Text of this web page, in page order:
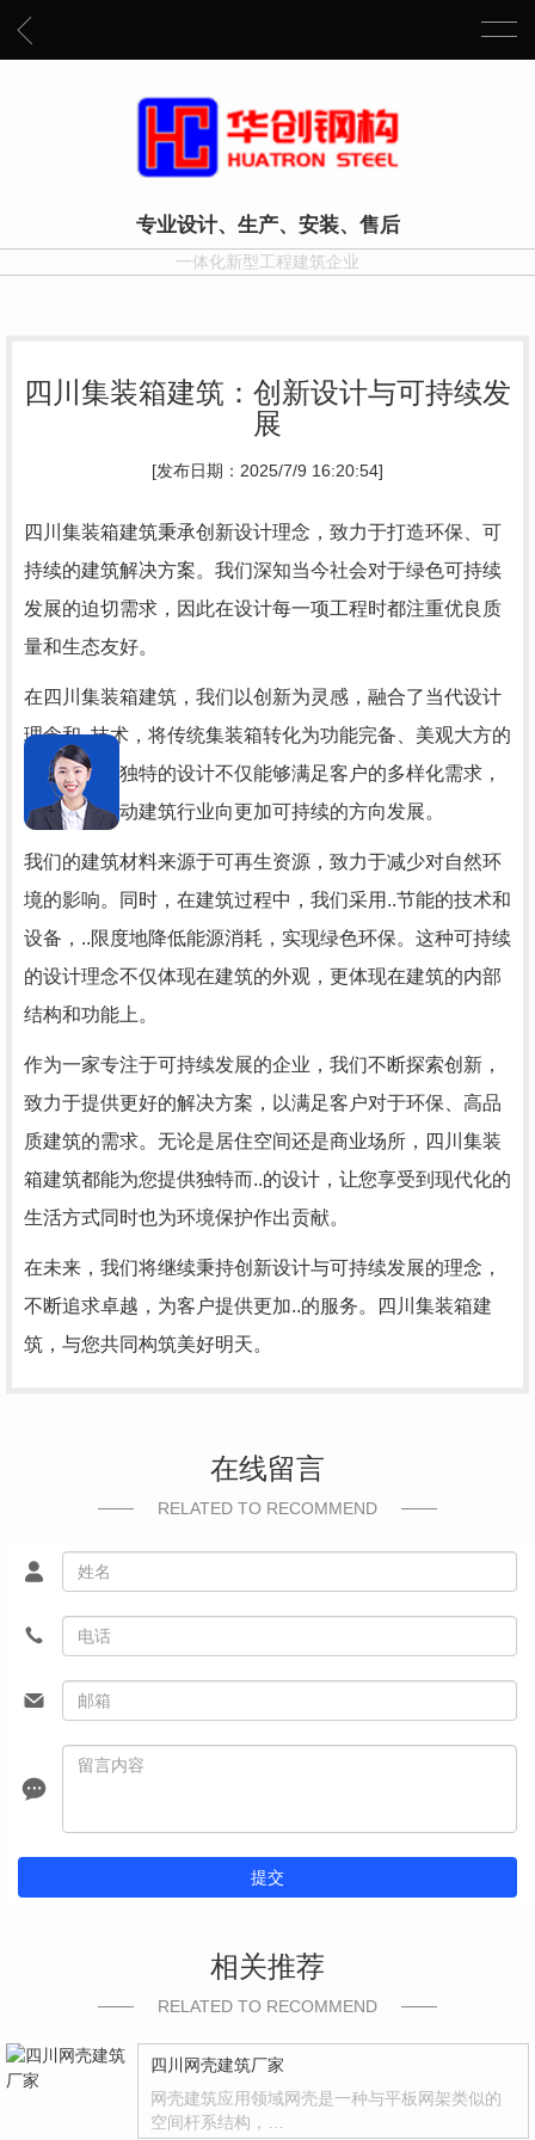
专业设计、生产、安装、售后
一体化新型工程建筑企业
四川集装箱建筑：创新设计与可持续发
展
[发布日期：2025/7/9 16:20:54]
四川集装箱建筑秉承创新设计理念，致力于打造环保、可
持续的建筑解决方案。我们深知当今社会对于绿色可持续
发展的迫切需求，因此在设计每一项工程时都注重优良质
量和生态友好。
在四川集装箱建筑，我们以创新为灵感，融合了当代设计
理念和..技术，将传统集装箱转化为功能完备、美观大方的
建筑。这种独特的设计不仅能够满足客户的多样化需求，
还有助于推动建筑行业向更加可持续的方向发展。
我们的建筑材料来源于可再生资源，致力于减少对自然环
境的影响。同时，在建筑过程中，我们采用..节能的技术和
设备，..限度地降低能源消耗，实现绿色环保。这种可持续
的设计理念不仅体现在建筑的外观，更体现在建筑的内部
结构和功能上。
作为一家专注于可持续发展的企业，我们不断探索创新，
致力于提供更好的解决方案，以满足客户对于环保、高品
质建筑的需求。无论是居住空间还是商业场所，四川集装
箱建筑都能为您提供独特而..的设计，让您享受到现代化的
生活方式同时也为环境保护作出贡献。
在未来，我们将继续秉持创新设计与可持续发展的理念，
不断追求卓越，为客户提供更加..的服务。四川集装箱建
筑，与您共同构筑美好明天。
在线留言
RELATED TO RECOMMEND
提交
相关推荐
RELATED TO RECOMMEND
四川网壳建筑厂家
网壳建筑应用领域网壳是一种与平板网架类似的
空间杆系结构，…